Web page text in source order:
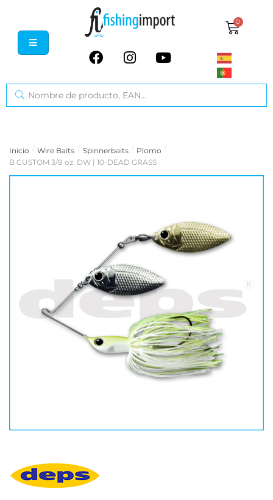
0
Inicio / Wire Baits / Spinnerbaits / Plomo /
B CUSTOM 3/8 oz. DW | 10-DEAD GRASS